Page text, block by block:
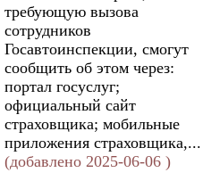
требующую вызова
сотрудников
Госавтоинспекции, смогут
сообщить об этом через:
портал госуслуг;
официальный сайт
страховщика; мобильные
приложения страховщика,...
(добавлено 2025-06-06 )